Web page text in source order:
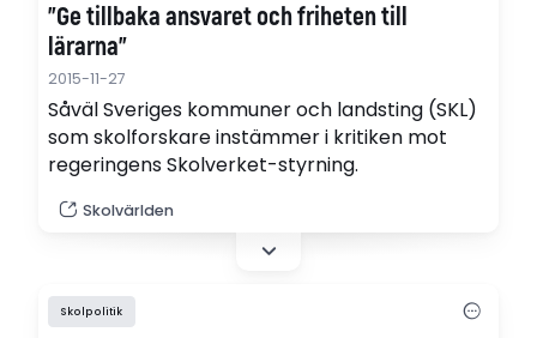
"Ge tillbaka ansvaret och friheten till
lärarna"
2015-11-27
Såväl Sveriges kommuner och landsting (SKL)
som skolforskare instämmer i kritiken mot
regeringens Skolverket-styrning.
Skolvärlden
Skolpolitik